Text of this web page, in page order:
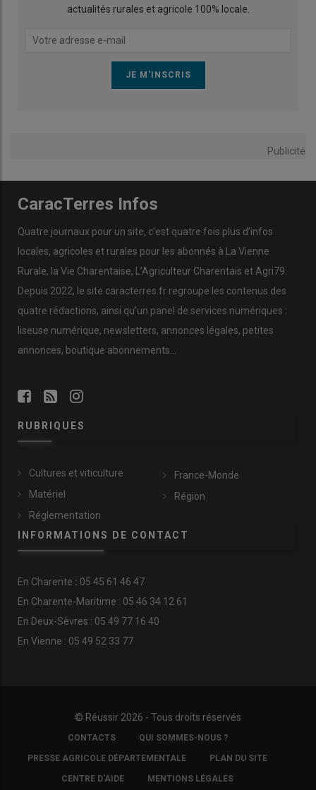
actualités rurales et agricole 100% locale.
Publicité
CaracTerres Infos
Quatre journaux pour un site, c’est quatre fois plus d’infos
locales, agricoles et rurales pour les abonnés à La Vienne
Rurale, la Vie Charentaise, L’Agriculteur Charentais et Agri79.
Depuis 2022, le site caracterres.fr regroupe les contenus des
quatre rédactions, ainsi qu’un panel de services numériques :
liseuse numérique, newsletters, annonces légales, petites
annonces, boutique abonnements…
RUBRIQUES
Cultures et viticulture
Matériel
Réglementation
France-Monde
Région
INFORMATIONS DE CONTACT
En Charente : 05 45 61 46 47
En Charente-Maritime : 05 46 34 12 61
En Deux-Sèvres : 05 49 77 16 40
En Vienne : 05 49 52 33 77
© Réussir 2026 - Tous droits réservés
COPYRIGHTCONTACTS QUI SOMMES-NOUS ?
PRESSE AGRICOLE DÉPARTEMENTALE PLAN DU SITE
CENTRE D'AIDE MENTIONS LÉGALES